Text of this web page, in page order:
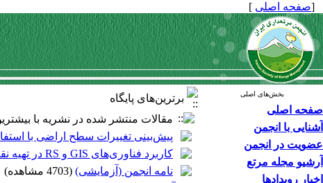
[صفحه اصلی ]
بخش‌های اصلی
صفحه اصلی
آشنایی با انجمن
عضویت در انجمن
آرشیو مجله مرتع
اخبار رویدادها
برترین‌های پایگاه
مقالات منتشر شده در نشریه با
پیش‌بینی تغییرات سطح اراضی با
کاربرد فناوری‌های GIS و RS در تهیه نقشه پیش‌بینی توزیع مکانی گونه‌های گیاهی (مطالعه موردی: مراتع طالقان میانی)
نامه انجمن (آزمایشی) (4703 مشاهده)